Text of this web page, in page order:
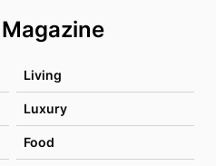
Living
Luxury
Food